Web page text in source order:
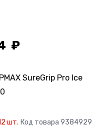
SureGrip Pro Ice
шт. Код товара 9384929